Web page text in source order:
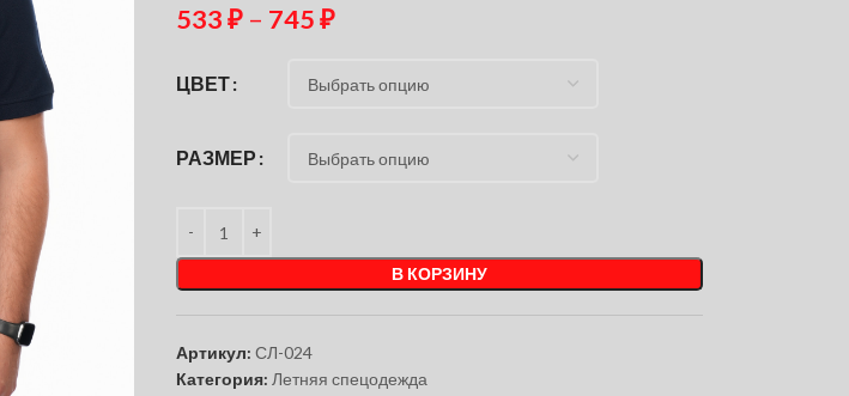
533₽ – 745₽
ЦВЕТ
РАЗМЕР
В КОРЗИНУ
Артикул:СЛ-024
Категория: Летняя спецодежда